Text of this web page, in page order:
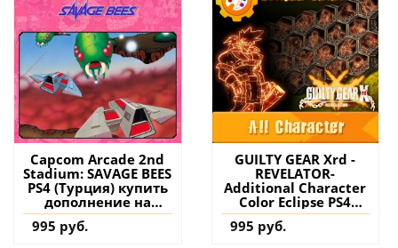
Capcom Arcade 2nd
Stadium: SAVAGE BEES
PS4 (Турция) купить
дополнение на
аккаунт
995 руб.
GUILTY GEAR Xrd -
REVELATOR-
Additional Character
Color Eclipse PS4
(Турция) купить
дополнение на
995 руб.